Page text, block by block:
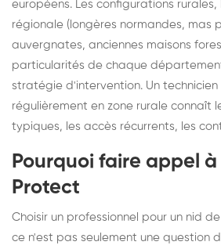
européens. Les configurations
régionale (longères normandes, mas
auvergnates, anciennes maisons
particularités de chaque
stratégie d'intervention. Un technicien
régulièrement en zone rurale connaît
typiques, les accès récurrents, les
Pourquoi faire appel à
Protect
Choisir un professionnel pour un nid
ce n'est pas seulement une question